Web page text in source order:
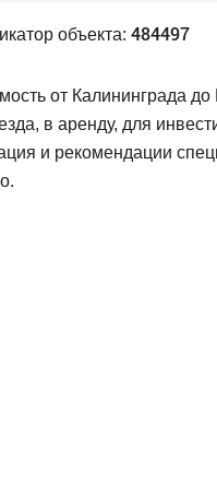
объекта: 484497
от Калининграда до
в аренду, для
и рекомендации